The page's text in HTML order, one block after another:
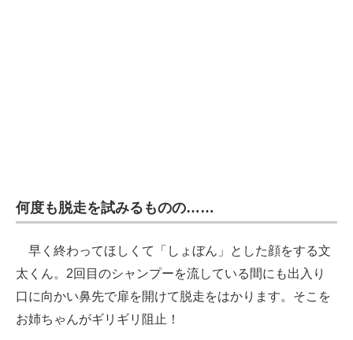
何度も脱走を試みるものの……
早く終わってほしくて「しょぼん」とした顔をする文
太くん。2回目のシャンプーを流している間にも出入り
口に向かい鼻先で扉を開けて脱走をはかります。そこを
お姉ちゃんがギリギリ阻止！